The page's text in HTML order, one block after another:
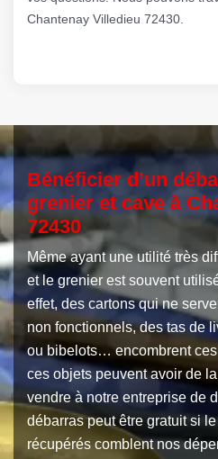
Chantenay Villedieu 72430.
Bénéficier d’un
grenier et cave à
72430
Même ayant une utilité très
et le grenier est souvent
effet, des cartons qui ne
non fonctionnels, des tas de
ou bibelots… encombrent
ces objets peuvent avoir de
vendre à notre entreprise de
débarras peut être gratuit si
récupérés comblent nos